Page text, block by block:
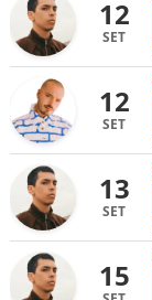
12
SET
12
SET
13
SET
15